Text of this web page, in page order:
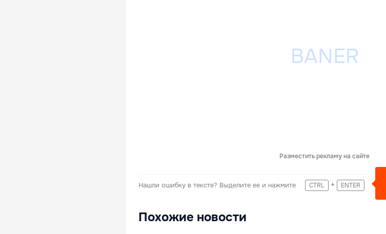
Разместить рекламу на сайте
Нашли ошибку в тексте? Выделите ее и нажмите CTRL + ENTER
Похожие новости